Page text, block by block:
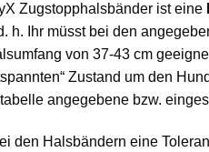
Zugstopphalsbänder ist eine
h. Ihr müsst bei den
von 37-43 cm
Zustand um den
angegebene bzw.
den Halsbändern eine